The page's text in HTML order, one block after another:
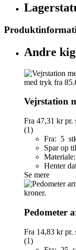
Andre
Vejrstation
Fra 47,31 krpr.
(1)
Fra: 5
Spar op
Henter
Se mere
Pedometer
Fra 14,83 krpr.
(1)